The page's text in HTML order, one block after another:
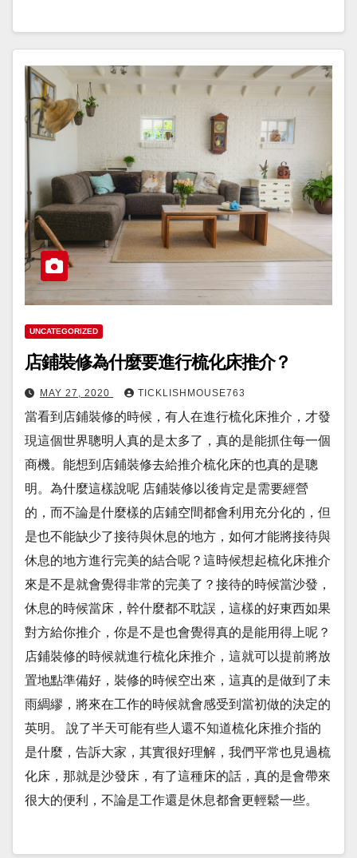
UNCATEGORIZED
店鋪裝修為什麼要進行梳化床推介？
MAY 27, 2020 TICKLISHMOUSE763
當看到店鋪裝修的時候，有人在進行梳化床推介，才發
現這個世界聰明人真的是太多了，真的是能抓住每一個
商機。能想到店鋪裝修去給推介梳化床的也真的是聰
明。為什麼這樣說呢 店鋪裝修以後肯定是需要經營
的，而不論是什麼樣的店鋪空間都會利用充分化的，但
是也不能缺少了接待與休息的地方，如何才能將接待與
休息的地方進行完美的結合呢？這時候想起梳化床推介
來是不是就會覺得非常的完美了？接待的時候當沙發，
休息的時候當床，幹什麼都不耽誤，這樣的好東西如果
對方給你推介，你是不是也會覺得真的是能用得上呢？
店鋪裝修的時候就進行梳化床推介，這就可以提前將放
置地點準備好，裝修的時候空出來，這真的是做到了未
雨綢繆，將來在工作的時候就會感受到當初做的決定的
英明。 說了半天可能有些人還不知道梳化床推介指的
是什麼，告訴大家，其實很好理解，我們平常也見過梳
化床，那就是沙發床，有了這種床的話，真的是會帶來
很大的便利，不論是工作還是休息都會更輕鬆一些。